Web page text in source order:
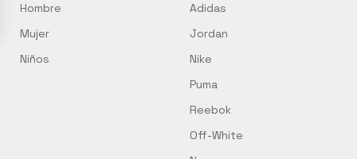
Hombre
Mujer
Niños
Adidas
Jordan
Nike
Puma
Reebok
Off-White